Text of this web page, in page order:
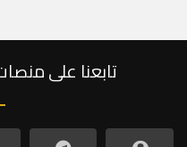
تابعنا على